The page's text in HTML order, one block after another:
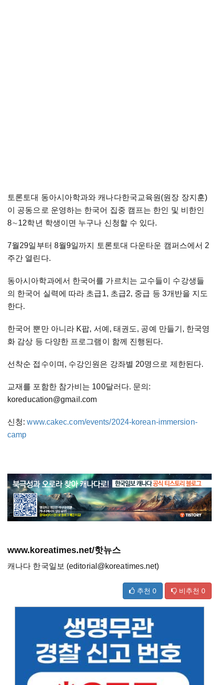
토론토대 동아시아학과와 캐나다한국교육원(원장 장지훈)
이 공동으로 운영하는 한국어 집중 캠프는 한인 및 비한인
8∼12학년 학생이면 누구나 신청할 수 있다.
7월29일부터 8월9일까지 토론토대 다운타운 캠퍼스에서 2
주간 열린다.
동아시아학과에서 한국어를 가르치는 교수들이 수강생들
의 한국어 실력에 따라 초급1, 초급2, 중급 등 3개반을 지도
한다.
한국어 뿐만 아니라 K팝, 서예, 태권도, 공예 만들기, 한국영
화 감상 등 다양한 프로그램이 함께 진행된다.
선착순 접수이며, 수강인원은 강좌별 20명으로 제한된다.
교재를 포함한 참가비는 100달러다. 문의:
koreducation@gmail.com
신청:www.cakec.com/events/2024-korean-immersion-
camp
www.koreatimes.net/핫뉴스
캐나다 한국일보 (editorial@koreatimes.net)
추천 0 비추천 0